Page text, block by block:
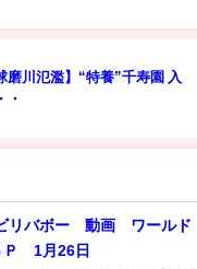
磨川氾濫】“特養”千寿園 入
・
リバボー 動画 ワールド
Ｐ 1月26日